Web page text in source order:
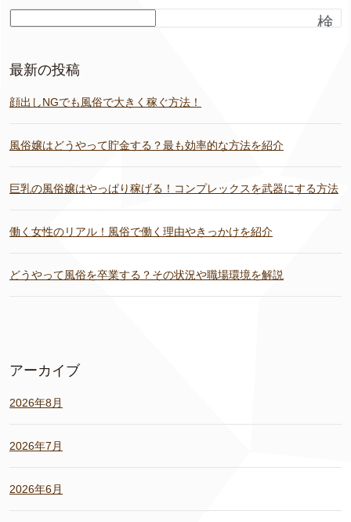
検
最新の投稿
顔出しNGでも風俗で大きく稼ぐ方法！
風俗嬢はどうやって貯金する？最も効率的な方法を紹介
巨乳の風俗嬢はやっぱり稼げる！コンプレックスを武器にする方法
働く女性のリアル！風俗で働く理由やきっかけを紹介
どうやって風俗を卒業する？その状況や職場環境を解説
アーカイブ
2026年8月
2026年7月
2026年6月